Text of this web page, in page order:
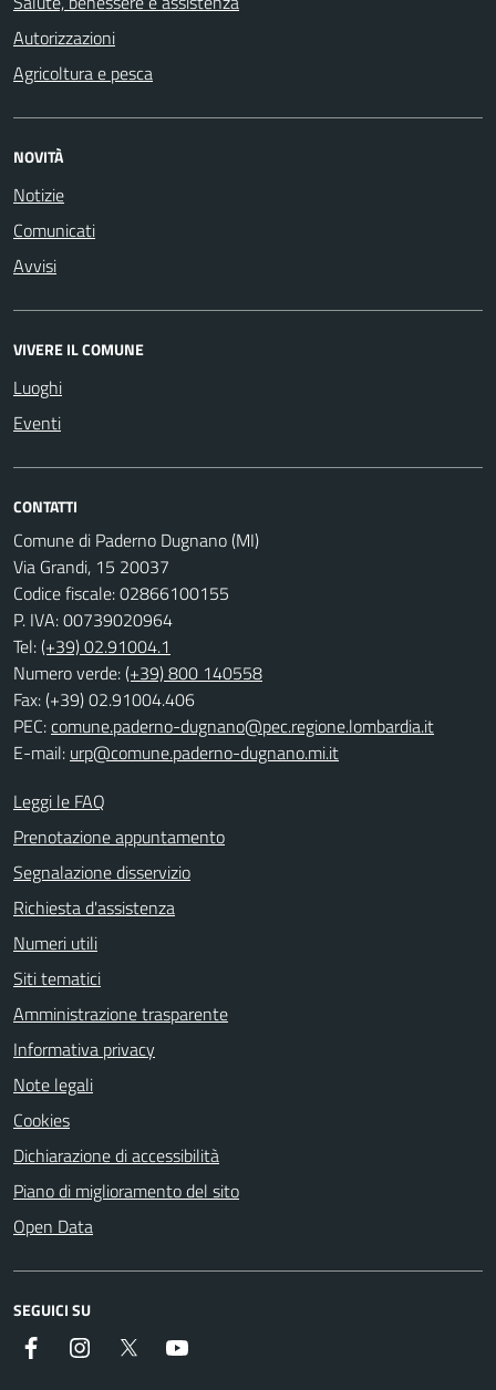
Autorizzazioni
Agricoltura e pesca
NOVITÀ
Notizie
Comunicati
Avvisi
VIVERE IL COMUNE
Luoghi
Eventi
CONTATTI
Comune di Paderno Dugnano (MI)
Via Grandi, 15 20037
Codice fiscale: 02866100155
P. IVA: 00739020964
Tel:(+39) 02.91004.1
Numero verde:(+39) 800 140558
Fax: (+39) 02.91004.406
PEC:comune.paderno-dugnano@pec.regione.lombardia.it
E-mail: urp@comune.paderno-dugnano.mi.it
Leggi le FAQ
Prenotazione appuntamento
Segnalazione disservizio
Richiesta d'assistenza
Numeri utili
Siti tematici
Amministrazione trasparente
Informativa privacy
Note legali
Cookies
Dichiarazione di accessibilità
Piano di miglioramento del sito
Open Data
SEGUICI SU
Facebook InstagramTwitter